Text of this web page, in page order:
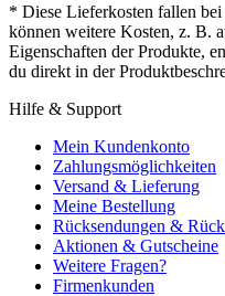
* Diese Lieferkosten fallen bei
können weitere Kosten, z. B.
Eigenschaften der Produkte,
du direkt in der
Hilfe & Support
Mein Kundenkonto
Zahlungsmöglichkeiten
Versand & Lieferung
Meine Bestellung
Rücksendungen &
Aktionen & Gutscheine
Weitere Fragen?
Firmenkunden